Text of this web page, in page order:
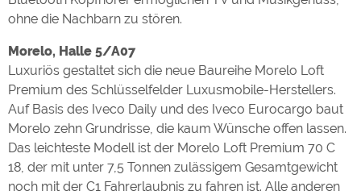
ohne die Nachbarn zu stören.
Morelo, Halle 5/A07
Luxuriös gestaltet sich die neue Baureihe Morelo Loft
Premium des Schlüsselfelder Luxusmobile-Herstellers.
Auf Basis des Iveco Daily und des Iveco Eurocargo baut
Morelo zehn Grundrisse, die kaum Wünsche offen lassen.
Das leichteste Modell ist der Morelo Loft Premium 70 C
18, der mit unter 7,5 Tonnen zulässigem Gesamtgewicht
noch mit der C1 Fahrerlaubnis zu fahren ist. Alle anderen